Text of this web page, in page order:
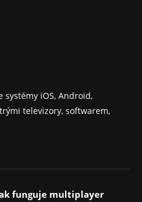
systémy iOS, Android,
televizory, softwarem,
funguje multiplayer